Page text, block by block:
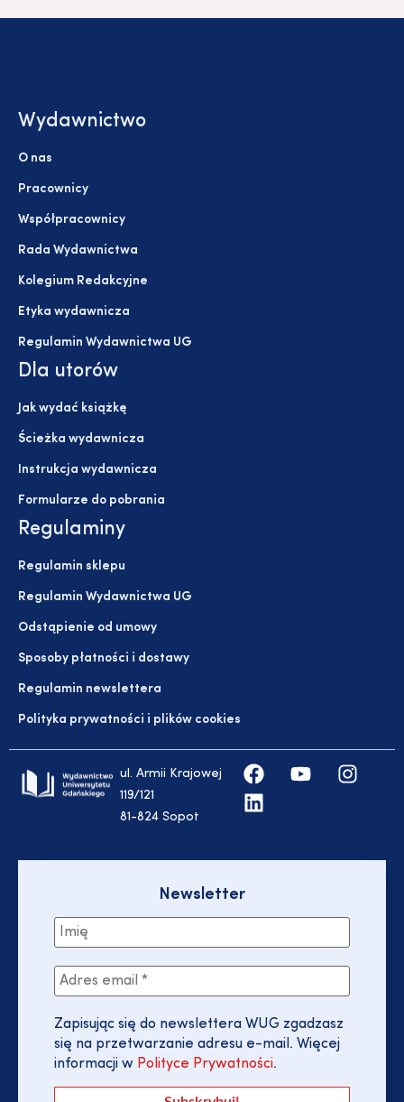
Wydawnictwo
O nas
Pracownicy
Współpracownicy
Rada Wydawnictwa
Kolegium Redakcyjne
Etyka wydawnicza
Regulamin Wydawnictwa UG
Dla utorów
Jak wydać książkę
Ścieżka wydawnicza
Instrukcja wydawnicza
Formularze do pobrania
Regulaminy
Regulamin sklepu
Regulamin Wydawnictwa UG
Odstąpienie od umowy
Sposoby płatności i dostawy
Regulamin newslettera
Polityka prywatności i plików cookies
ul. Armii Krajowej
119/121
81-824 Sopot
Newsletter
Zapisując się do newslettera WUG zgadzasz
się na przetwarzanie adresu e-mail. Więcej
informacji w Polityce Prywatności.